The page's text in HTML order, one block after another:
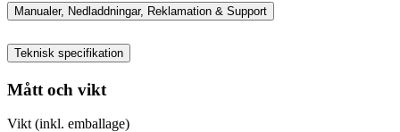
Manualer, Nedladdningar, Reklamation & Support
Teknisk specifikation
Mått och vikt
Vikt (inkl. emballage)